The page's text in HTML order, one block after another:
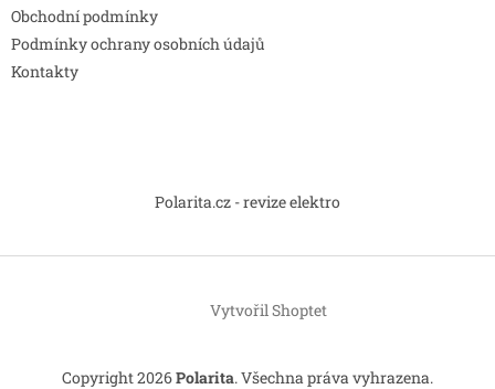
Obchodní podmínky
Podmínky ochrany osobních údajů
Kontakty
Polarita.cz - revize elektro
Vytvořil Shoptet
Copyright 2026Polarita. Všechna práva vyhrazena.